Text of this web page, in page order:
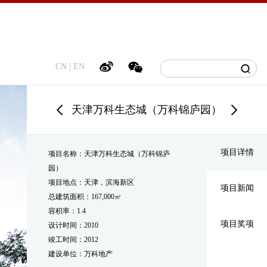
CN EN
天津万科生态城（万科锦庐园）
项目名称：天津万科生态城（万科锦庐
园）
项目地点：天津，滨海新区
总建筑面积：167,000㎡
容积率：1.4
设计时间：2010
竣工时间：2012
建设单位：万科地产
项目详情
项目新闻
项目奖项